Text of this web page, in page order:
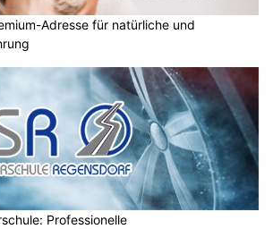
Adresse für natürliche und
Professionelle